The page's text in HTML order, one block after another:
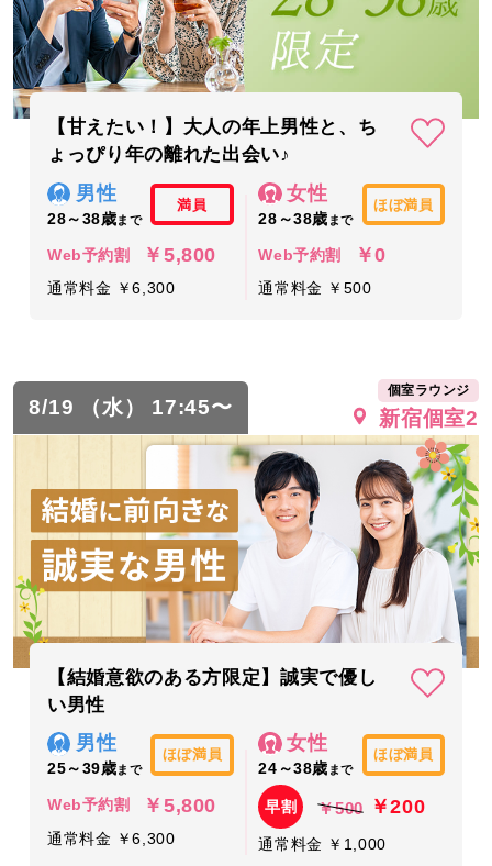
【甘えたい！】大人の年上男性と、ち
ょっぴり年の離れた出会い♪
男性
28～38歳まで
満員
Web予約割 ￥5,800
通常料金 ￥6,300
女性
28～38歳 まで
ほぼ満員
Web予約割 ￥0
通常料金 ￥500
8/19 （水） 17:45〜
個室ラウンジ
新宿個室2
【結婚意欲のある方限定】誠実で優し
い男性
男性
25～39歳まで
ほぼ満員
Web予約割 ￥5,800
通常料金 ￥6,300
女性
24～38歳 まで
ほぼ満員
早割 ￥500 ￥200
通常料金 ￥1,000